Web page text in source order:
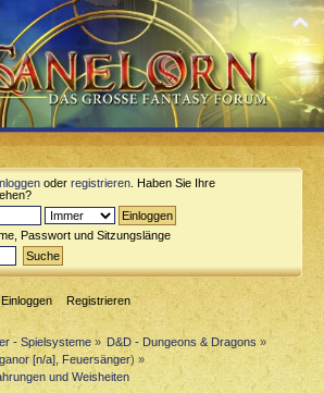
oder registrieren . Haben Sie Ihre
Passwort und Sitzungslänge
Einloggen Registrieren
- Spielsysteme» D&D - Dungeons & Dragons »
[n/a] Feuersänger) »
und Weisheiten